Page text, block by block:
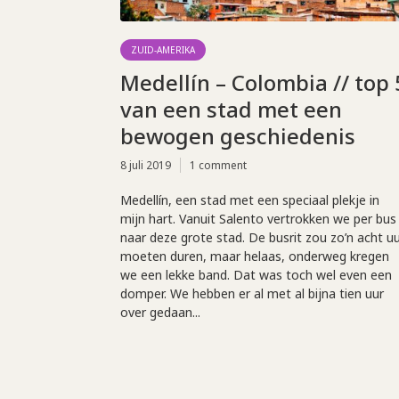
ZUID-AMERIKA
Medellín – Colombia // top
van een stad met een
bewogen geschiedenis
8 juli 2019 1 comment
Medellín, een stad met een speciaal plekje in
mijn hart. Vanuit Salento vertrokken we per bus
naar deze grote stad. De busrit zou zo’n acht
moeten duren, maar helaas, onderweg kregen
we een lekke band. Dat was toch wel even een
domper. We hebben er al met al bijna tien uur
over gedaan...